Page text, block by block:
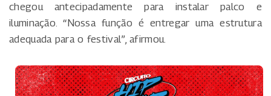
chegou antecipadamente para instalar palco e
iluminação. “Nossa função é entregar uma estrutura
adequada para o festival”, afirmou.